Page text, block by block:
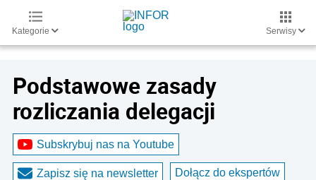
Kategorie Serwisy
Podstawowe zasady
rozliczania delegacji
Subskrybuj nas na Youtube
Zapisz się na newsletter Dołącz do ekspertów